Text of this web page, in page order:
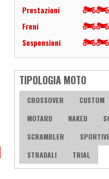
Prestazioni
Freni
Sospensioni
TIPOLOGIA MOTO
CROSSOVER CUSTOM
MOTARD
NAKED
SCRAMBLER
SPORTIVE
STRADALI
TRIAL